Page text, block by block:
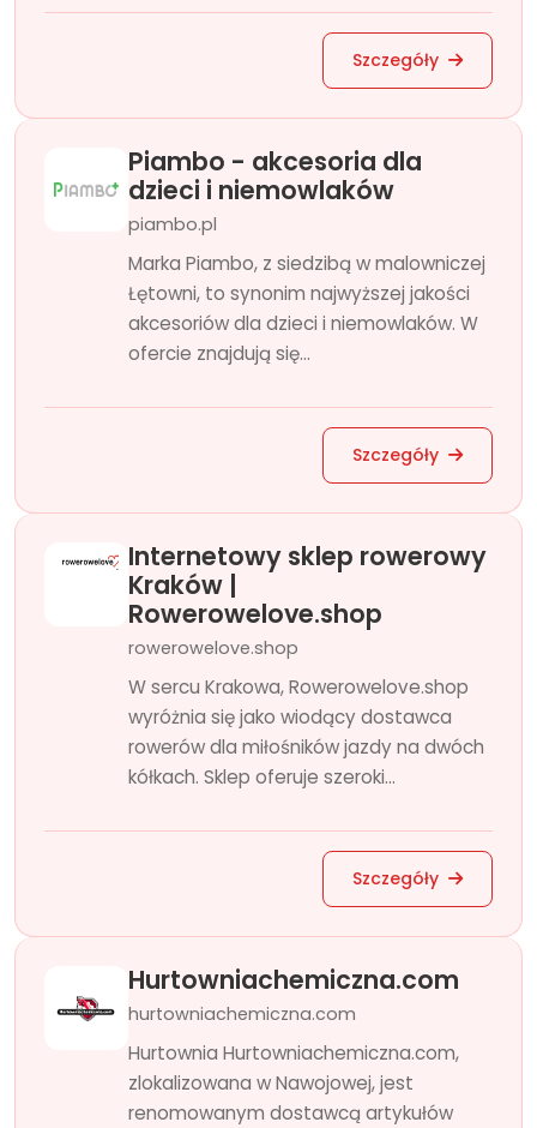
Szczegóły
Piambo - akcesoria dla
dzieci i niemowlaków
piambo.pl
Marka Piambo, z siedzibą w malowniczej
Łętowni, to synonim najwyższej jakości
akcesoriów dla dzieci i niemowlaków. W
ofercie znajdują się...
Szczegóły
Internetowy sklep rowerowy
Kraków |
Rowerowelove.shop
rowerowelove.shop
W sercu Krakowa, Rowerowelove.shop
wyróżnia się jako wiodący dostawca
rowerów dla miłośników jazdy na dwóch
kółkach. Sklep oferuje szeroki...
Szczegóły
Hurtowniachemiczna.com
hurtowniachemiczna.com
Hurtownia Hurtowniachemiczna.com,
zlokalizowana w Nawojowej, jest
renomowanym dostawcą artykułów